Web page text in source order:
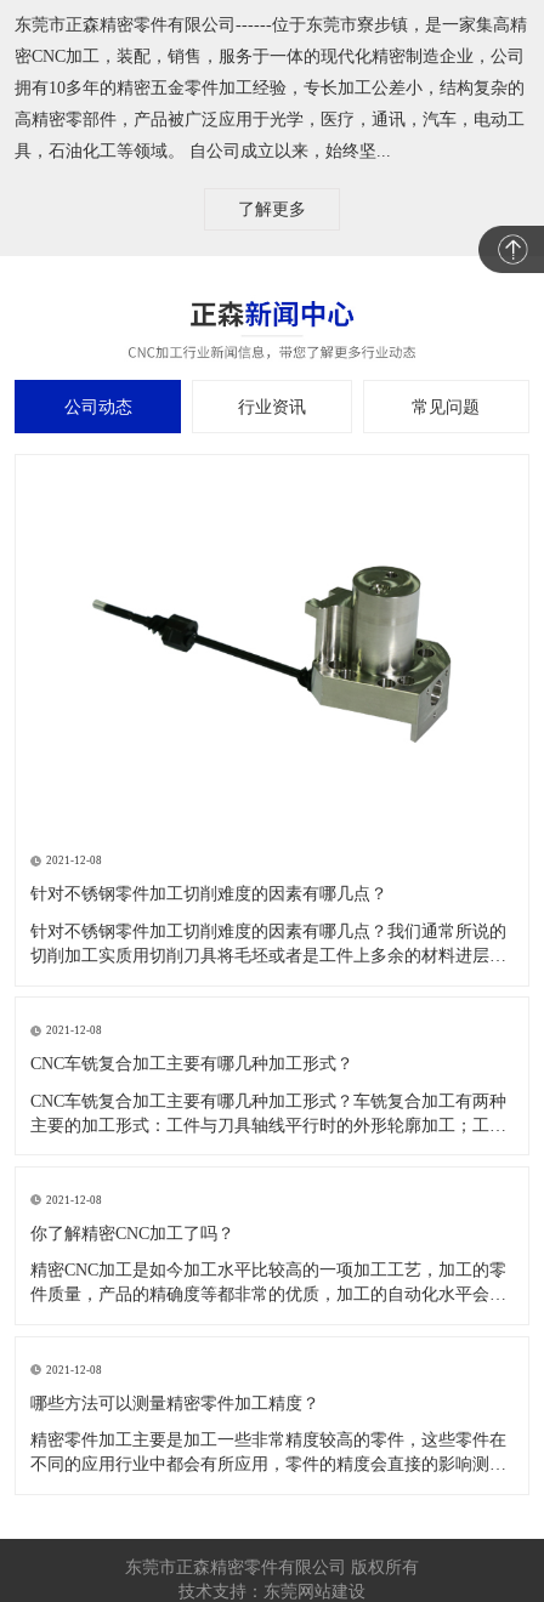
东莞市正森精密零件有限公司------位于东莞市寮步镇，是一家集高精
密CNC加工，装配，销售，服务于一体的现代化精密制造企业，公司
拥有10多年的精密五金零件加工经验，专长加工公差小，结构复杂的
高精密零部件，产品被广泛应用于光学，医疗，通讯，汽车，电动工
具，石油化工等领域。 自公司成立以来，始终坚...
了解更多
公司动态 行业资讯 常见问题
2021-12-08
针对不锈钢零件加工切削难度的因素有哪几点？
针对不锈钢零件加工切削难度的因素有哪几点？我们通常所说的
切削加工实质用切削刀具将毛坯或者是工件上多余的材料进层进
其他的常规材料，比如铜材和铝合金，究其原因有以下几个关键
因素： 一
2021-12-08
CNC车铣复合加工主要有哪几种加工形式？
CNC车铣复合加工主要有哪几种加工形式？车铣复合加工有两种
主要的加工形式：工件与刀具轴线平行时的外形轮廓加工；工件
2021-12-08
​你了解精密CNC加工了吗？
精密CNC加工是如今加工水平比较高的一项加工工艺，加工的零
件质量，产品的精确度等都非常的优质，加工的自动化水平会比
自动化技术水平高，非常适合加工轮廊样子繁杂的曲线图，斜面
零
2021-12-08
​哪些方法可以测量精密零件加工精度？
精密零件加工主要是加工一些非常精度较高的零件，这些零件在
不同的应用行业中都会有所应用，零件的精度会直接的影响测量
工按量具量仪的读数值是否直接表示被测尺寸的数值，可分为测
东莞市正森精密零件有限公司 版权所有
技术支持：东莞网站建设